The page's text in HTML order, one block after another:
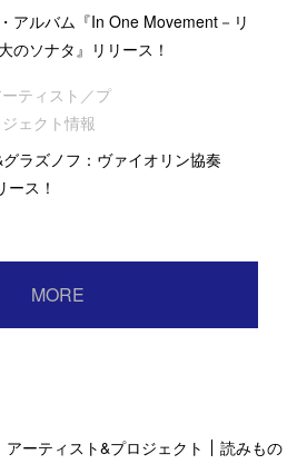
アルバム『In One Movement－リ
のソナタ』リリース！
ティスト／プ
ジェクト情報
ラズノフ：ヴァイオリン協奏
ス！
MORE
アーティスト&プロジェクト
読みもの